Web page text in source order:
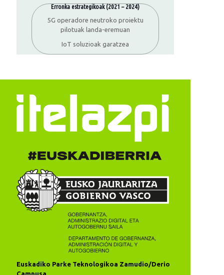
Erronka estrategikoak (2021 – 2024)
5G operadore neutroko proiektu
pilotuak landa-eremuan
IoT soluzioak garatzea
Euskadiko Parke Teknologikoa Zamudio/Derio
Campusa